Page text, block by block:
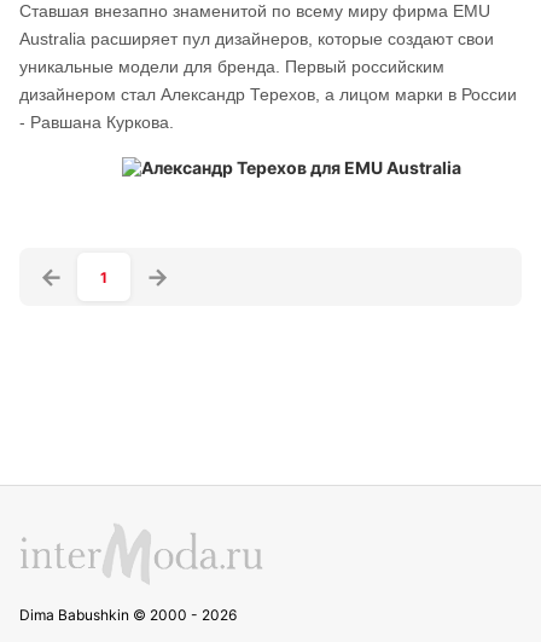
Ставшая внезапно знаменитой по всему миру фирма EMU
Australia расширяет пул дизайнеров, которые создают свои
уникальные модели для бренда. Первый российским
дизайнером стал Александр Терехов, а лицом марки в России
- Равшана Куркова.
1
Dima Babushkin © 2000 - 2026